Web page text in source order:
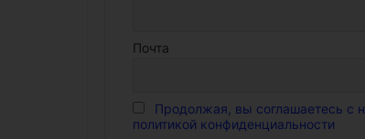
Почта
Продолжая, вы соглашаетесь с
политикой конфиденциальности